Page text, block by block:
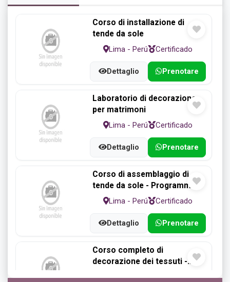
Parecchi Portatorta
Sfondo Tabelle
Tende da
sole
Vaso di
sedie
Corso di installazione di
tende da sole
Lima - Perú Certificado
Dettaglio Prenotare
Laboratorio di decorazione
per matrimoni
Lima - Perú Certificado
Dettaglio Prenotare
Corso di assemblaggio di
tende da sole - Programma
di 2 mesiLima - Perú Certificado
Dettaglio Prenotare
Corso completo di
decorazione dei tessuti -
Lima - Perú Certificado